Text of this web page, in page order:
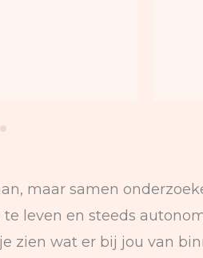
maar samen
leven en steeds
zien wat er bij jou van